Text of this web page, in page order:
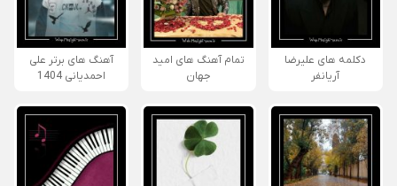
دکلمه های علیرضا
آریانفر
تمام آهنگ های امید
جهان
آهنگ های برتر علی
احمدیانی 1404